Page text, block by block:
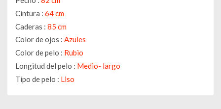
Cintura : 64 cm
Caderas : 85 cm
Color de ojos : Azules
Color de pelo : Rubio
Longitud del pelo : Medio- largo
Tipo de pelo : Liso